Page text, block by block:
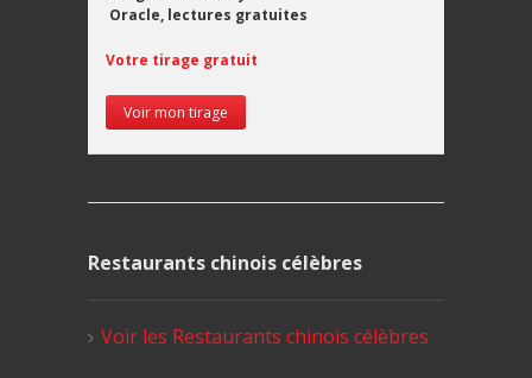
Oracle, lectures gratuites
Votre tirage gratuit
Voir mon tirage
Restaurants chinois célèbres
Voir les Restaurants chinois célèbres